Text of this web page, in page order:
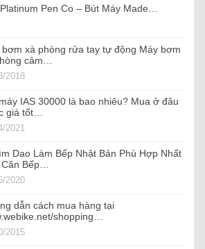
Pen Co – Bút Máy Made…
bơm xà phòng rửa tay tự động Máy bơm
cảm…
2018
IAS 30000 là bao nhiêu? Mua ở đâu
giá tốt…
2021
Dao Làm Bếp Nhật Bản Phù Hợp Nhất
Căn Bếp…
2020
dẫn cách mua hàng tại
shopping…
2015